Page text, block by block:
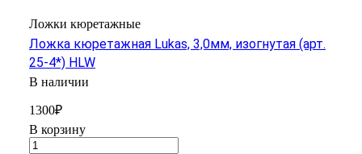
Ложки кюретажные
Ложка кюретажная Lukas, 3,0мм, изогнутая (арт.
25-4*) HLW
В наличии
1300₽
В корзину